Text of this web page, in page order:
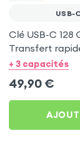
USB-
Clé USB-C 128
Transfert
pivotant -
+ 3 capacités
49,90 €